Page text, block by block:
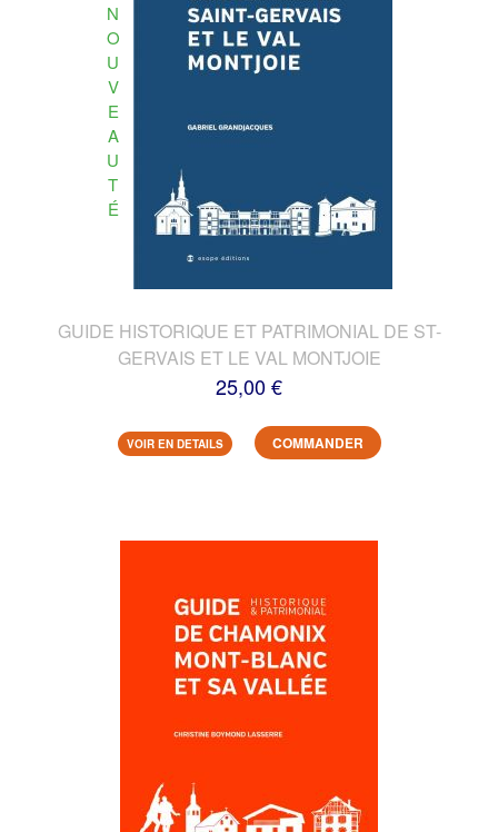
N
O
U
V
E
A
U
T
É
GUIDE HISTORIQUE ET PATRIMONIAL DE ST-
GERVAIS ET LE VAL MONTJOIE
25,00 €
VOIR EN DETAILS COMMANDER